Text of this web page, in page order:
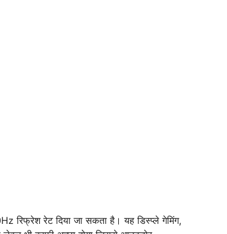
रिफ्रेश रेट दिया जा सकता है। यह डिस्प्ले गेमिंग,